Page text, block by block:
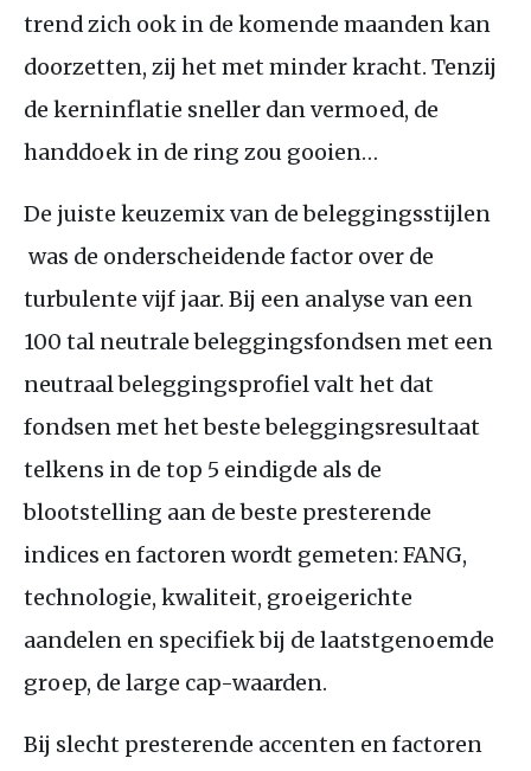
trend zich ook in de komende maanden kan
doorzetten, zij het met minder kracht. Tenzij
de kerninflatie sneller dan vermoed, de
handdoek in de ring zou gooien…
De juiste keuzemix van de beleggingsstijlen
was de onderscheidende factor over de
turbulente vijf jaar. Bij een analyse van een
100 tal neutrale beleggingsfondsen met een
neutraal beleggingsprofiel valt het dat
fondsen met het beste beleggingsresultaat
telkens in de top 5 eindigde als de
blootstelling aan de beste presterende
indices en factoren wordt gemeten: FANG,
technologie, kwaliteit, groeigerichte
aandelen en specifiek bij de laatstgenoemde
groep, de large cap-waarden.
Bij slecht presterende accenten en factoren